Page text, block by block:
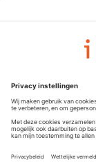
Privacyinstellingen